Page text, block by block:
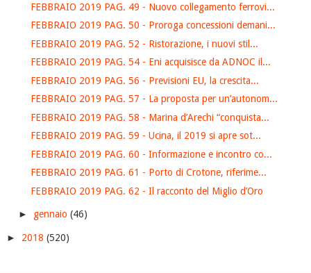
FEBBRAIO 2019 PAG. 49 - Nuovo collegamento ferrovi...
FEBBRAIO 2019 PAG. 50 - Proroga concessioni demani...
FEBBRAIO 2019 PAG. 52 - Ristorazione, i nuovi stil...
FEBBRAIO 2019 PAG. 54 - Eni acquisisce da ADNOC il...
FEBBRAIO 2019 PAG. 56 - Previsioni EU, la crescita...
FEBBRAIO 2019 PAG. 57 - La proposta per un’autonom...
FEBBRAIO 2019 PAG. 58 - Marina d’Arechi “conquista...
FEBBRAIO 2019 PAG. 59 - Ucina, il 2019 si apre sot...
FEBBRAIO 2019 PAG. 60 - Informazione e incontro co...
FEBBRAIO 2019 PAG. 61 - Porto di Crotone, riferime...
FEBBRAIO 2019 PAG. 62 - Il racconto del Miglio d’Oro
► gennaio (46)
► 2018 (520)